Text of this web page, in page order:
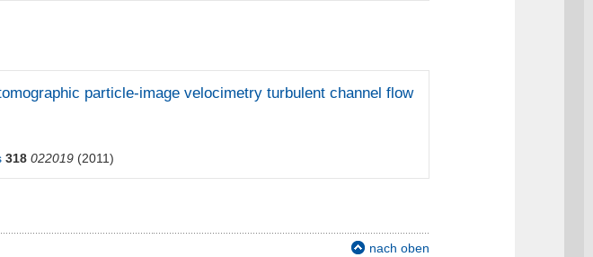
particle-image velocimetry turbulent channel flow
318 022019 (2011)
nach oben